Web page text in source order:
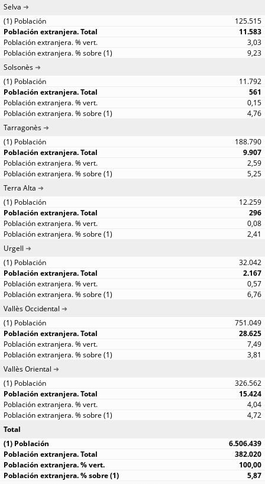
Selva
125.515
11.583
3,03
9,23
Solsonès
11.792
561
0,15
4,76
Tarragonès
188.790
9.907
2,59
5,25
Terra Alta
12.259
296
0,08
2,41
Urgell
32.042
2.167
0,57
6,76
Vallès Occidental
751.049
28.625
7,49
3,81
Vallès Oriental
326.562
15.424
4,04
4,72
Total
6.506.439
382.020
100,00
5,87